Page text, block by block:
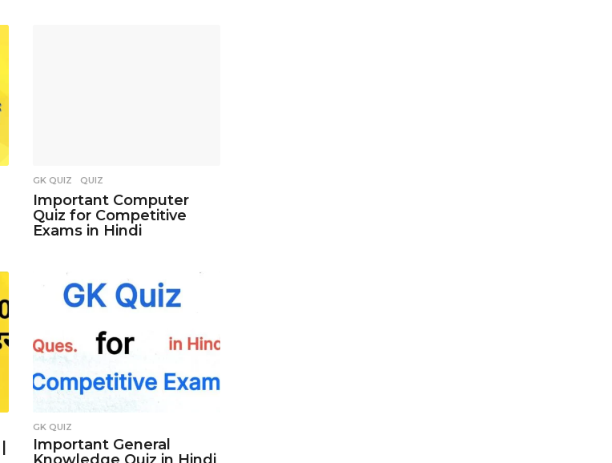
GK QUIZ ,QUIZ
Important Computer
Quiz for Competitive
Exams in Hindi
GK QUIZ
Important General